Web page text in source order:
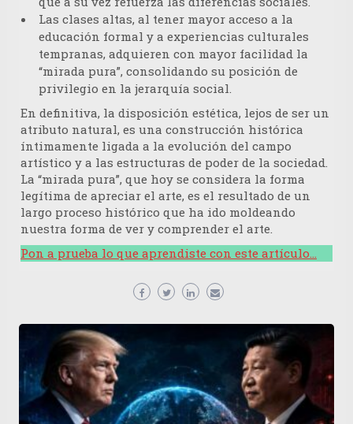
Las clases altas, al tener mayor acceso a la
educación formal y a experiencias culturales
tempranas, adquieren con mayor facilidad la
“mirada pura”, consolidando su posición de
privilegio en la jerarquía social.
En definitiva, la disposición estética, lejos de ser un
atributo natural, es una construcción histórica
íntimamente ligada a la evolución del campo
artístico y a las estructuras de poder de la sociedad.
La “mirada pura”, que hoy se considera la forma
legítima de apreciar el arte, es el resultado de un
largo proceso histórico que ha ido moldeando
nuestra forma de ver y comprender el arte.
Pon a prueba lo que aprendiste con este artículo…